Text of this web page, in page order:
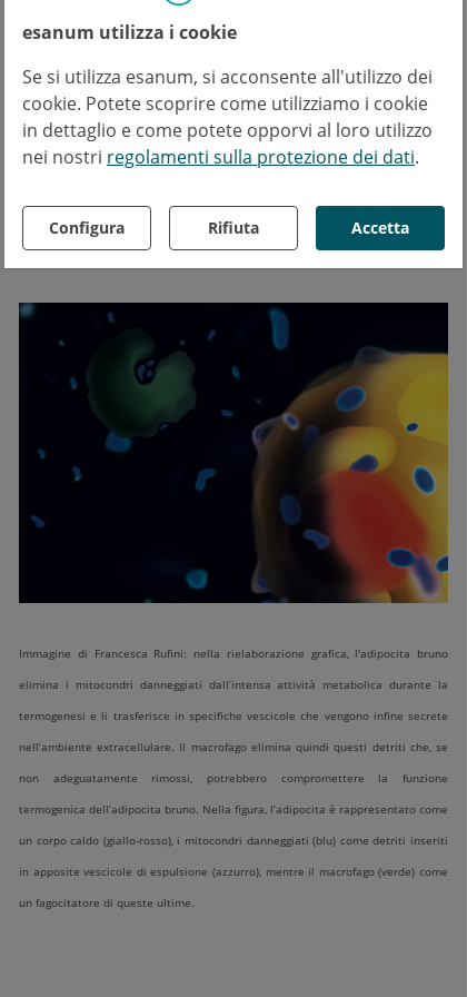
esanum utilizza i cookie
Se si utilizza esanum, si acconsente all'utilizzo dei
cookie. Potete scoprire come utilizziamo i cookie
in dettaglio e come potete opporvi al loro utilizzo
nei nostri regolamenti sulla protezione dei dati.
Configura Rifiuta Accetta
bruni, compromettendo così la loro attività
metabolica e termogenica. Pertanto,
comprendere le cause alla base
dell’alterazione della funzione del tessuto
adiposo bruno risulta di notevole
importanza per lo sviluppo di terapie
correlate all’età
Immagine di Francesca Rufini: nella rielaborazione grafica, l'adipocita bruno
elimina i mitocondri danneggiati dall’intensa attività metabolica durante la
termogenesi e li trasferisce in specifiche vescicole che vengono infine secrete
nell’ambiente extracellulare. Il macrofago elimina quindi questi detriti che, se
non adeguatamente rimossi, potrebbero compromettere la funzione
termogenica dell’adipocita bruno. Nella figura, l’adipocita è rappresentato come
un corpo caldo (giallo-rosso), i mitocondri danneggiati (blu) come detriti inseriti
in apposite vescicole di espulsione (azzurro), mentre il macrofago (verde) come
un fagocitatore di queste ultime.